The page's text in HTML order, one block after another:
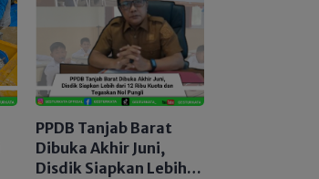
PPDB Tanjab Barat
Dibuka Akhir Juni,
Disdik Siapkan Lebih